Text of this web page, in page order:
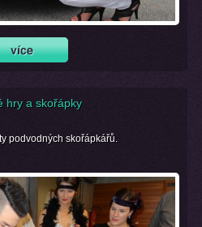
hry a skořápky
podvodných skořápkářů.